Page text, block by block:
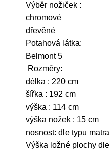
Výběr nožiček :
chromové
dřevěné
Potahová látka:
Belmont 5
Rozměry:
délka : 220 cm
šířka : 192 cm
výška : 114 cm
výška nožek : 15 cm
nosnost: dle typu
Výška ložné plochy